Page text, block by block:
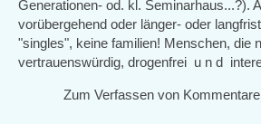
Generationen- od. kl. Seminarhaus...?).
vorübergehend oder länger- oder
"singles", keine familien! Menschen, die
vertrauenswürdig, drogenfrei u n d
Zum Verfassen von